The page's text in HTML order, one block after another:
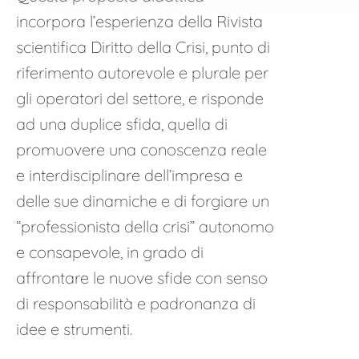
incorpora l’esperienza della Rivista
scientifica Diritto della Crisi, punto di
riferimento autorevole e plurale per
gli operatori del settore, e risponde
ad una duplice sfida, quella di
promuovere una conoscenza reale
e interdisciplinare dell’impresa e
delle sue dinamiche e di forgiare un
“professionista della crisi” autonomo
e consapevole, in grado di
affrontare le nuove sfide con senso
di responsabilità e padronanza di
idee e strumenti.